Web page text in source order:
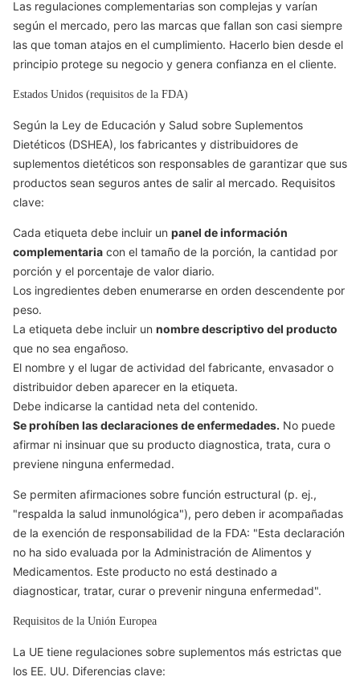
Las regulaciones complementarias son complejas y varían
según el mercado, pero las marcas que fallan son casi siempre
las que toman atajos en el cumplimiento. Hacerlo bien desde el
principio protege su negocio y genera confianza en el cliente.
Estados Unidos (requisitos de la FDA)
Según la Ley de Educación y Salud sobre Suplementos
Dietéticos (DSHEA), los fabricantes y distribuidores de
suplementos dietéticos son responsables de garantizar que sus
productos sean seguros antes de salir al mercado. Requisitos
clave:
Cada etiqueta debe incluir un panel de información
complementaria con el tamaño de la porción, la cantidad por
porción y el porcentaje de valor diario.
Los ingredientes deben enumerarse en orden descendente por
peso.
La etiqueta debe incluir un nombre descriptivo del producto
que no sea engañoso.
El nombre y el lugar de actividad del fabricante, envasador o
distribuidor deben aparecer en la etiqueta.
Debe indicarse la cantidad neta del contenido.
Se prohíben las declaraciones de enfermedades. No puede
afirmar ni insinuar que su producto diagnostica, trata, cura o
previene ninguna enfermedad.
Se permiten afirmaciones sobre función estructural (p. ej.,
"respalda la salud inmunológica"), pero deben ir acompañadas
de la exención de responsabilidad de la FDA: "Esta declaración
no ha sido evaluada por la Administración de Alimentos y
Medicamentos. Este producto no está destinado a
diagnosticar, tratar, curar o prevenir ninguna enfermedad".
Requisitos de la Unión Europea
La UE tiene regulaciones sobre suplementos más estrictas que
los EE. UU. Diferencias clave: